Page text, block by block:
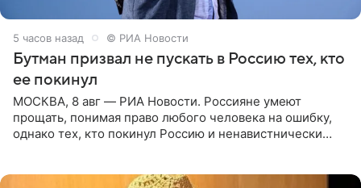
5 часов назад © РИА Новости
Бутман призвал не пускать в Россию тех, кто
ее покинул
МОСКВА, 8 авг — РИА Новости. Россияне умеют
прощать, понимая право любого человека на ошибку,
однако тех, кто покинул Россию и ненавистнически